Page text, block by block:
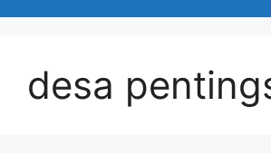
desa